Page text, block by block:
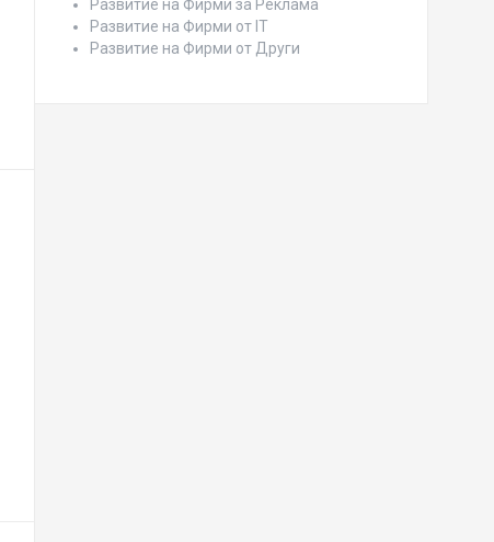
Развитие на Фирми за Реклама
Развитие на Фирми от IT
Развитие на Фирми от Други